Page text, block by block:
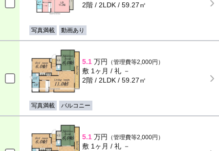
2階 / 2LDK / 59.27㎡
写真満載 動画あり
5.1 万円 （管理費等2,000円）
敷 1ヶ月 / 礼 －
2階 / 2LDK / 59.27㎡
写真満載 バルコニー
5.1 万円 （管理費等2,000円）
敷 1ヶ月 / 礼 －